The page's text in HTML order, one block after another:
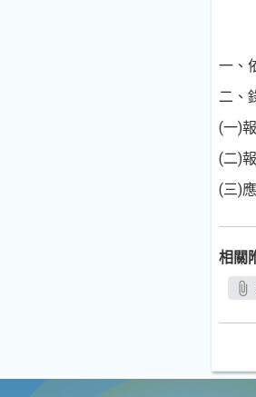
一、
二、
(一)
(二)
(三)
相關